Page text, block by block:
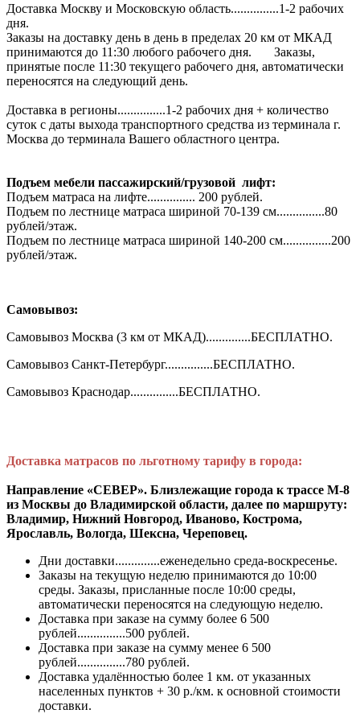
Доставка Москву и Московскую область...............1-2 рабочих
дня.
Заказы на доставку день в день в пределах 20 км от МКАД
принимаются до 11:30 любого рабочего дня. Заказы,
принятые после 11:30 текущего рабочего дня, автоматически
переносятся на следующий день.
Доставка в регионы...............1-2 рабочих дня + количество
суток с даты выхода транспортного средства из терминала г.
Москва до терминала Вашего областного центра.
Подъем мебели пассажирский/грузовой лифт:
Подъем матраса на лифте............... 200 рублей.
Подъем по лестнице матраса шириной 70-139 см...............80
рублей/этаж.
Подъем по лестнице матраса шириной 140-200 см...............200
рублей/этаж.
Самовывоз:
Самовывоз Москва (3 км от МКАД)..............БЕСПЛАТНО.
Самовывоз Санкт-Петербург...............БЕСПЛАТНО.
Самовывоз Краснодар...............БЕСПЛАТНО.
Доставка матрасов по льготному тарифу в города:
Направление «СЕВЕР». Близлежащие города к трассе М-8
из Москвы до Владимирской области, далее по маршруту:
Владимир, Нижний Новгород, Иваново, Кострома,
Ярославль, Вологда, Шексна, Череповец.
Дни доставки..............еженедельно среда-воскресенье.
Заказы на текущую неделю принимаются до 10:00
среды. Заказы, присланные после 10:00 среды,
автоматически переносятся на следующую неделю.
Доставка при заказе на сумму более 6 500
рублей...............500 рублей.
Доставка при заказе на сумму менее 6 500
рублей...............780 рублей.
Доставка удалённостью более 1 км. от указанных
населенных пунктов + 30 р./км. к основной стоимости
доставки.